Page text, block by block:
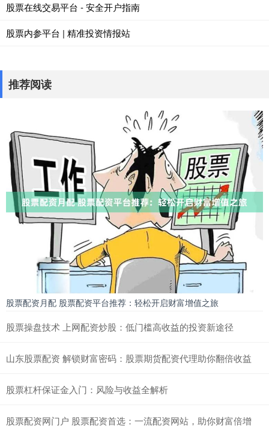
股票在线交易平台 - 安全开户指南
股票内参平台 | 精准投资情报站
推荐阅读
股票配资月配 股票配资平台推荐：轻松开启财富增值之旅
股票操盘技术 上网配资炒股：低门槛高收益的投资新途径
山东股票配资 解锁财富密码：股票期货配资代理助你翻倍收益
股票杠杆保证金入门：风险与收益全解析
股票配资网门户 股票配资首选：一流配资网站，助你财富倍增